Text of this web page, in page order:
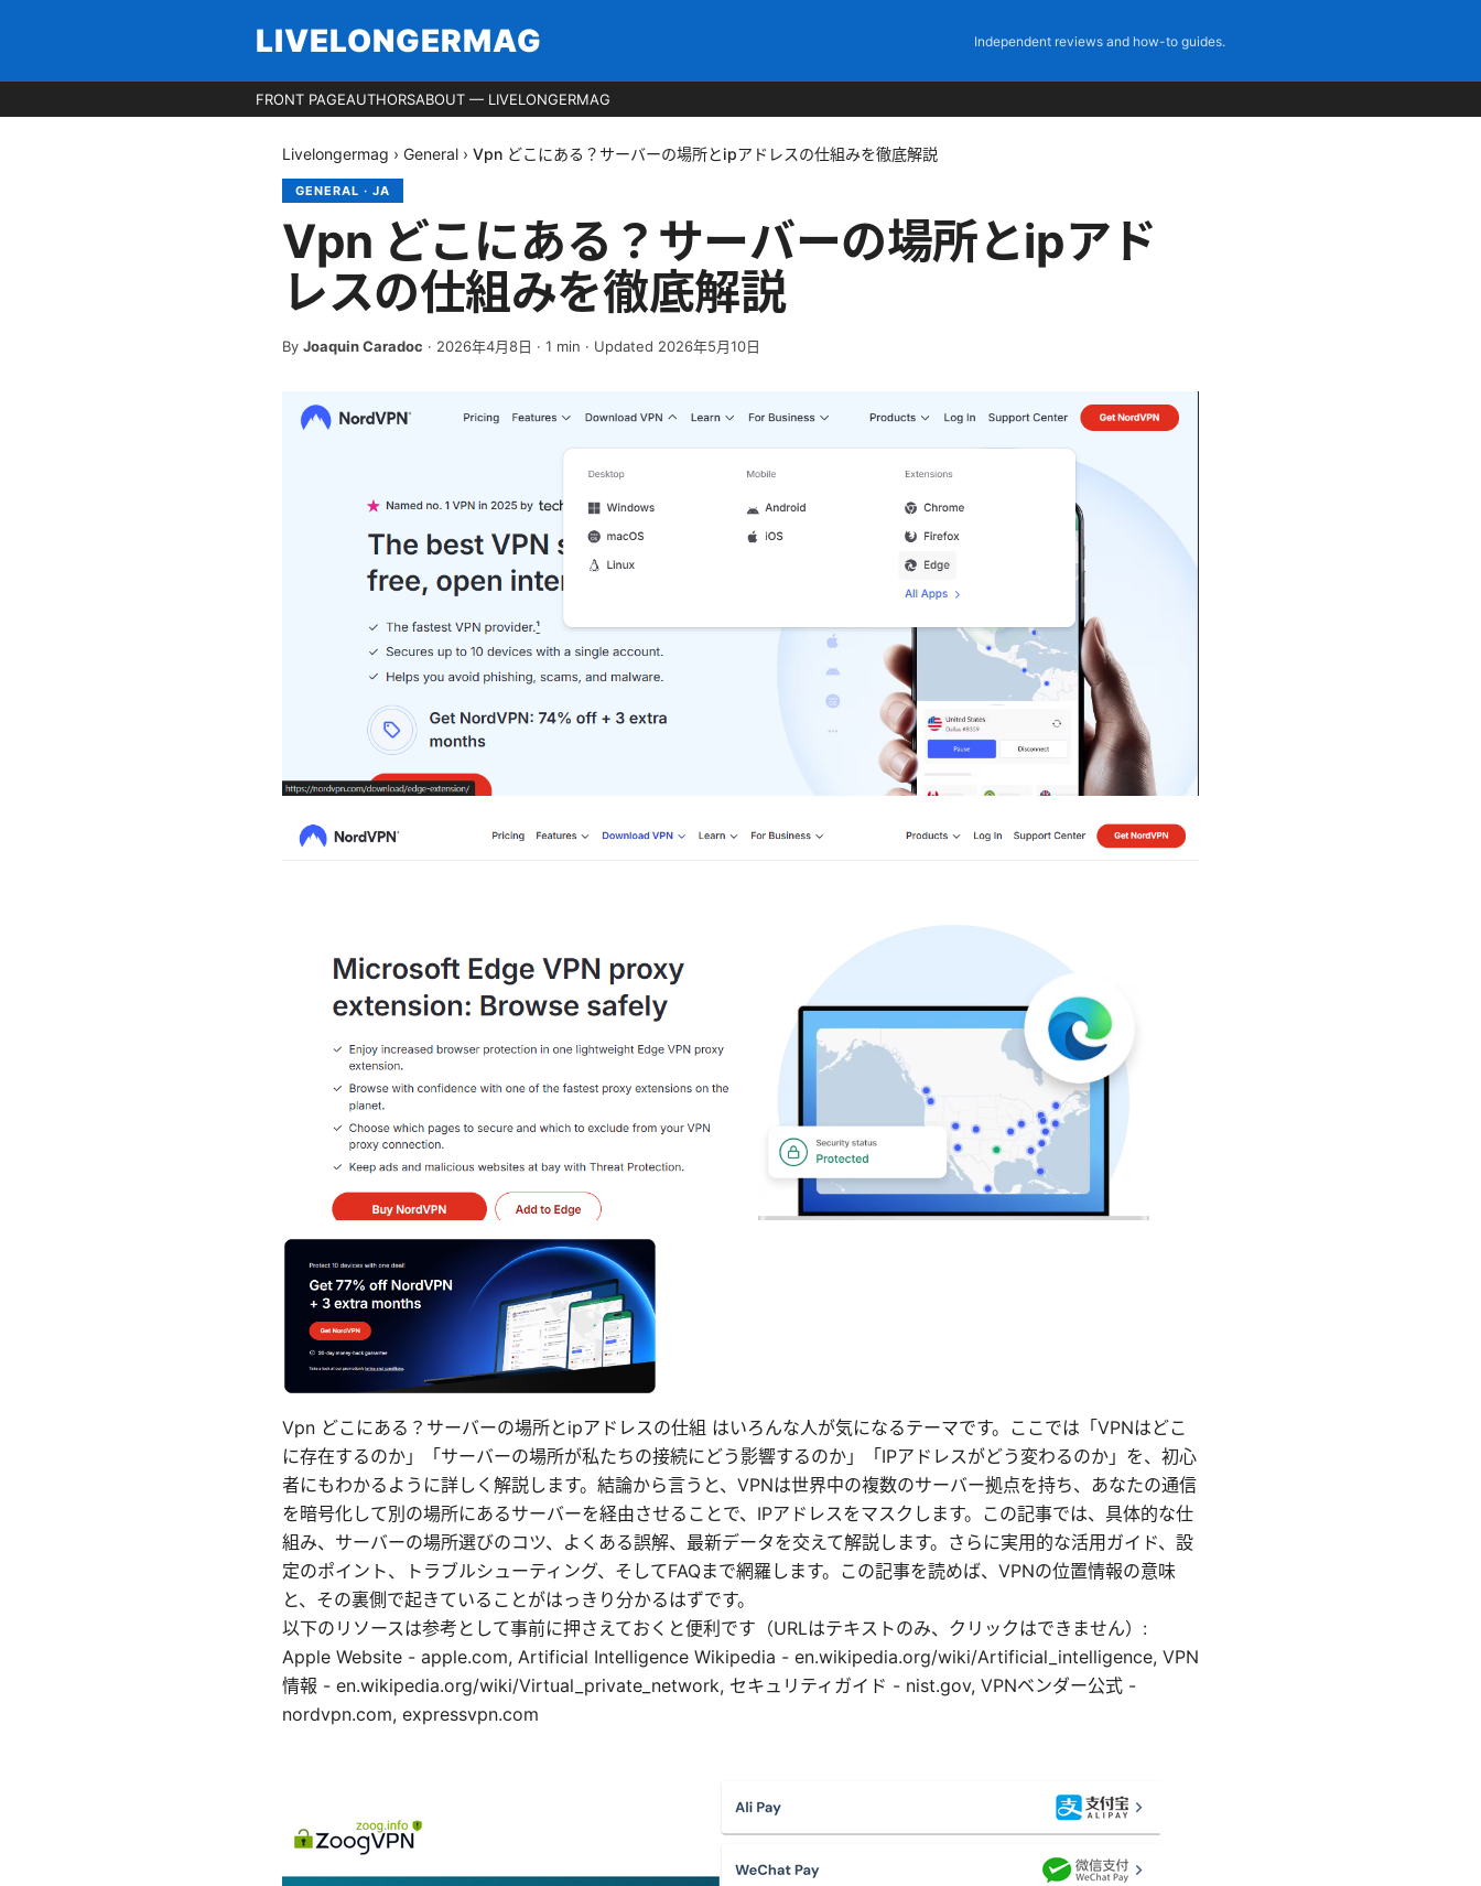
LIVELONGERMAG Independent reviews and how-to guides.
FRONT PAGEAUTHORSABOUT — LIVELONGERMAG
Livelongermag › General › Vpn どこにある？サーバーの場所とipアドレスの仕組みを徹底解説
GENERAL · JA
Vpn どこにある？サーバーの場所とipアド
レスの仕組みを徹底解説
By Joaquin Caradoc · 2026年4月8日 · 1 min · Updated 2026年5月10日
Vpn どこにある？サーバーの場所とipアドレスの仕組 はいろんな人が気になるテーマです。ここでは「VPNはどこ
に存在するのか」「サーバーの場所が私たちの接続にどう影響するのか」「IPアドレスがどう変わるのか」を、初心
者にもわかるように詳しく解説します。結論から言うと、VPNは世界中の複数のサーバー拠点を持ち、あなたの通信
を暗号化して別の場所にあるサーバーを経由させることで、IPアドレスをマスクします。この記事では、具体的な仕
組み、サーバーの場所選びのコツ、よくある誤解、最新データを交えて解説します。さらに実用的な活用ガイド、設
定のポイント、トラブルシューティング、そしてFAQまで網羅します。この記事を読めば、VPNの位置情報の意味
と、その裏側で起きていることがはっきり分かるはずです。
以下のリソースは参考として事前に押さえておくと便利です（URLはテキストのみ、クリックはできません）:
Apple Website - apple.com, Artificial Intelligence Wikipedia - en.wikipedia.org/wiki/Artificial_intelligence, VPN
情報 - en.wikipedia.org/wiki/Virtual_private_network, セキュリティガイド - nist.gov, VPNベンダー公式 -
nordvpn.com, expressvpn.com